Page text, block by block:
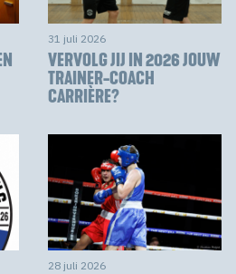
31 juli 2026
VERVOLG JIJ IN 2026 JOUW
TRAINER-COACH
CARRIÈRE?
28 juli 2026